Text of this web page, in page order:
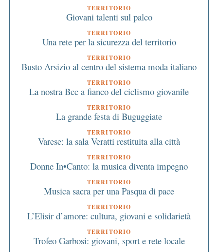
TERRITORIO
Giovani talenti sul palco
TERRITORIO
Una rete per la sicurezza del territorio
TERRITORIO
Busto Arsizio al centro del sistema moda italiano
TERRITORIO
La nostra Bcc a fianco del ciclismo giovanile
TERRITORIO
La grande festa di Buguggiate
TERRITORIO
Varese: la sala Veratti restituita alla città
TERRITORIO
Donne In•Canto: la musica diventa impegno
TERRITORIO
Musica sacra per una Pasqua di pace
TERRITORIO
L’Elisir d’amore: cultura, giovani e solidarietà
TERRITORIO
Trofeo Garbosi: giovani, sport e rete locale